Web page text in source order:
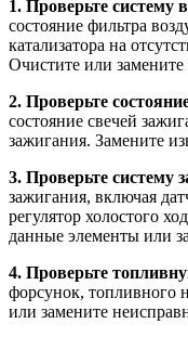
1. Проверьте систему
состояние фильтра
катализатора на
Очистите или
2. Проверьте
состояние свечей
зажигания. Замените
3. Проверьте систему
зажигания, включая
регулятор холостого
данные элементы или
4. Проверьте
форсунок, топливного
или замените